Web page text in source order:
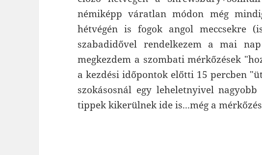
némiképp váratlan módon még
hétvégén is fogok angol meccsekre
szabadidővel rendelkezem a mai
megkezdem a szombati mérkőzések
a kezdési időpontok előtti 15 percben
szokásosnál egy leheletnyivel
tippek kikerülnek ide is...még a